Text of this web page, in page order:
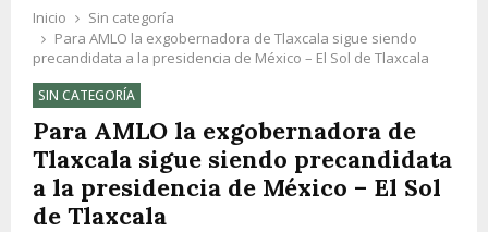
Inicio
Sin categoría
Para AMLO la exgobernadora de Tlaxcala sigue siendo
precandidata a la presidencia de México – El Sol de Tlaxcala
SIN CATEGORÍA
Para AMLO la exgobernadora de
Tlaxcala sigue siendo precandidata
a la presidencia de México – El Sol
de Tlaxcala